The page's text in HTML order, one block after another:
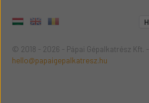
© 2018 - 2026 - Pápai Gépalkatrész Kft. -
hello@papaigepalkatresz.hu